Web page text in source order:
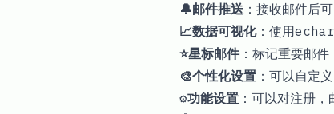
🔔邮件推送 ：接收邮件后
📈数据可视化：使用
⭐星标邮件：标记重要邮件
🎨个性化设置 ：可以自定
⚙️功能设置 ：可以对注册